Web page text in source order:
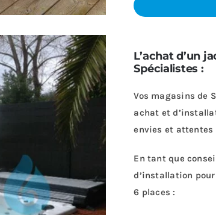
L’achat d’un
Spécialistes :
Vos magasins de
achat et
envies et attentes
En tant que
d’installation
6 places :